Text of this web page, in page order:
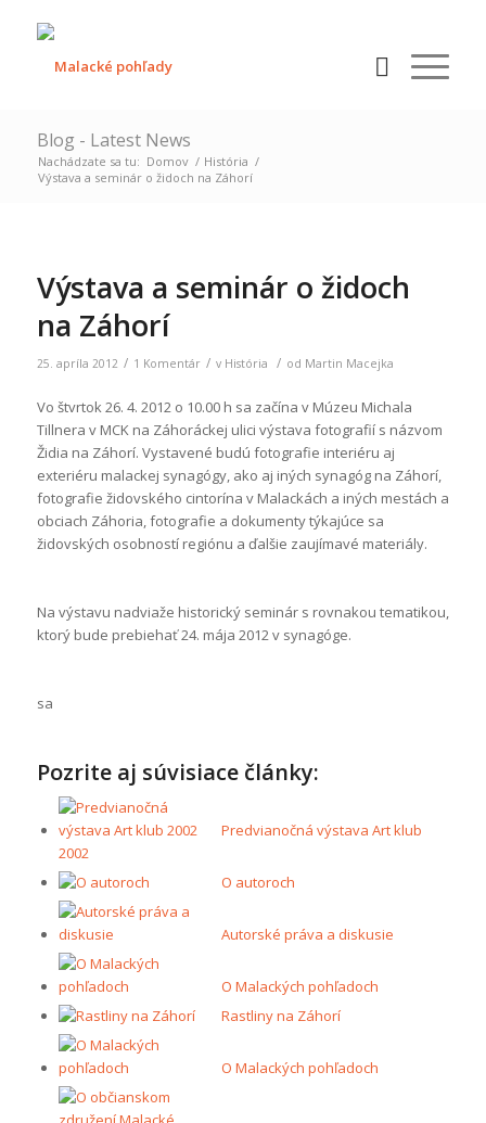
Blog - Latest News
Nachádzate sa tu: Domov / História /
Výstava a seminár o židoch na Záhorí
Výstava a seminár o židoch
na Záhorí
25. apríla 2012 / 1 Komentár / v História / od Martin Macejka
Vo štvrtok 26. 4. 2012 o 10.00 h sa začína v Múzeu Michala
Tillnera v MCK na Záhoráckej ulici výstava fotografií s názvom
Židia na Záhorí. Vystavené budú fotografie interiéru aj
exteriéru malackej synagógy, ako aj iných synagóg na Záhorí,
fotografie židovského cintorína v Malackách a iných mestách a
obciach Záhoria, fotografie a dokumenty týkajúce sa
židovských osobností regiónu a ďalšie zaujímavé materiály.
Na výstavu nadviaže historický seminár s rovnakou tematikou,
ktorý bude prebiehať 24. mája 2012 v synagóge.
sa
Pozrite aj súvisiace články:
Predvianočná výstava Art klub
2002
O autoroch
Autorské práva a diskusie
O Malackých pohľadoch
Rastliny na Záhorí
O Malackých pohľadoch